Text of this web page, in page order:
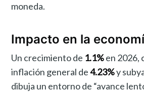
moneda.
Impacto en la
Un crecimiento de 1.1%en 2026,
inflación general de4.23%y
dibuja un entorno de “avance